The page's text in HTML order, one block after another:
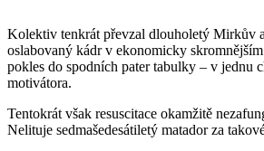
Kolektiv tenkrát převzal dlouholetý Mirkův
oslabovaný kádr v ekonomicky
pokles do spodních pater tabulky – v jednu
motivátora.
Tentokrát však resuscitace okamžitě
Nelituje sedmašedesátiletý matador za